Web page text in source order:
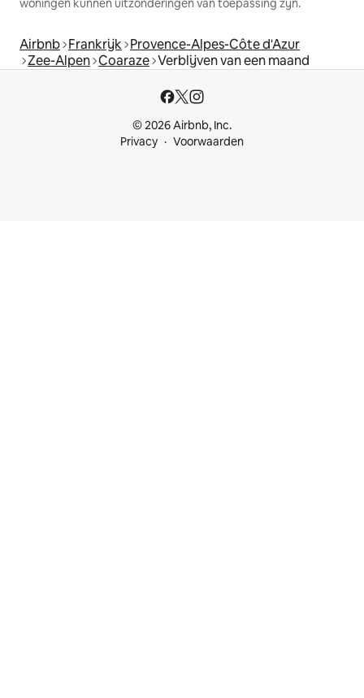
woningen kunnen uitzonderingen van toepassing zijn.
Airbnb Frankrijk Provence-Alpes-Côte d'Azur
Zee-Alpen Coaraze Verblijven van een maand
© 2026 Airbnb, Inc.
Privacy
Voorwaarden